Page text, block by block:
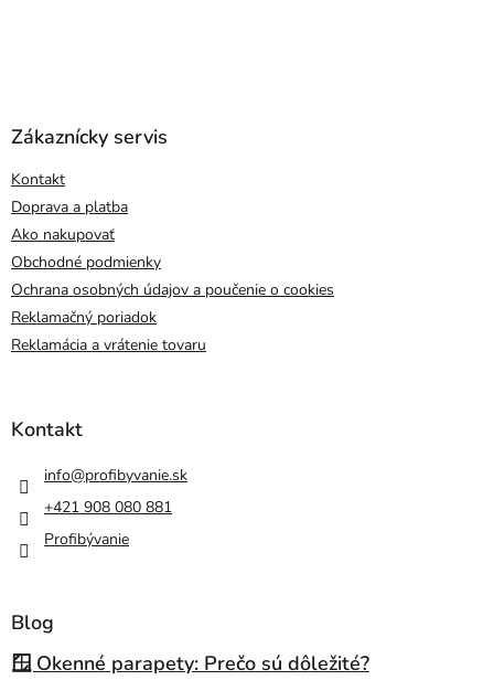
Zákaznícky servis
Kontakt
Doprava a platba
Ako nakupovať
Obchodné podmienky
Ochrana osobných údajov a poučenie o cookies
Reklamačný poriadok
Reklamácia a vrátenie tovaru
Kontakt
info@profibyvanie.sk
+421 908 080 881
Profibývanie
Blog
🪟 Okenné parapety: Prečo sú dôležité?